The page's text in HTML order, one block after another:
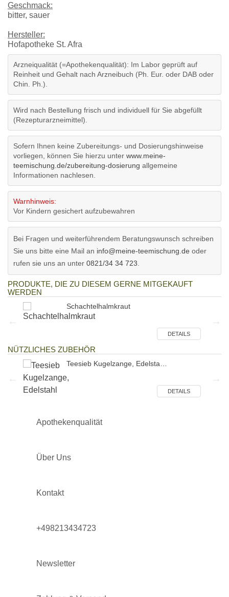
Geschmack:
bitter, sauer
Hersteller:
Hofapotheke St. Afra
Arzneiqualität (=Apothekenqualität): Im Labor geprüft auf
Reinheit und Gehalt nach Arzneibuch (Ph. Eur. oder DAB oder
Chin. Ph.).
Wird nach Bestellung frisch und individuell für Sie abgefüllt
(Rezepturarzneimittel).
Sofern Ihnen keine Zubereitungs- und Dosierungshinweise
vorliegen, können Sie hierzu unter www.meine-
teemischung.de/zubereitung-dosierung allgemeine
Informationen nachlesen.
Warnhinweis:
Vor Kindern gesichert aufzubewahren
Bei Fragen und weiterführendem Beratungswunsch schreiben
Sie uns bitte eine Mail an info@meine-teemischung.de oder
rufen sie uns an unter 0821/34 34 723
PRODUKTE, DIE ZU DIESEM GERNE MITGEKAUFT
WERDEN
Schachtelhalmkraut
DETAILS
NÜTZLICHES ZUBEHÖR
Teesieb Kugelzange, Edelsta…
DETAILS
Apothekenqualität
Über Uns
Kontakt
+498213434723
Newsletter